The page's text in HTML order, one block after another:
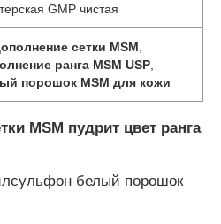
GMP чистая
сетки MSM
ранга MSM USP
порошок MSM для кожи
MSM пудрит цвет ранга
белый порошок